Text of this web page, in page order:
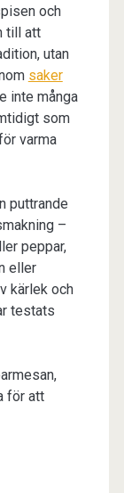
och
till att
utan
saker
inte många
som
varma
puttrande
–
peppar,
eller
kärlek och
testats
för att